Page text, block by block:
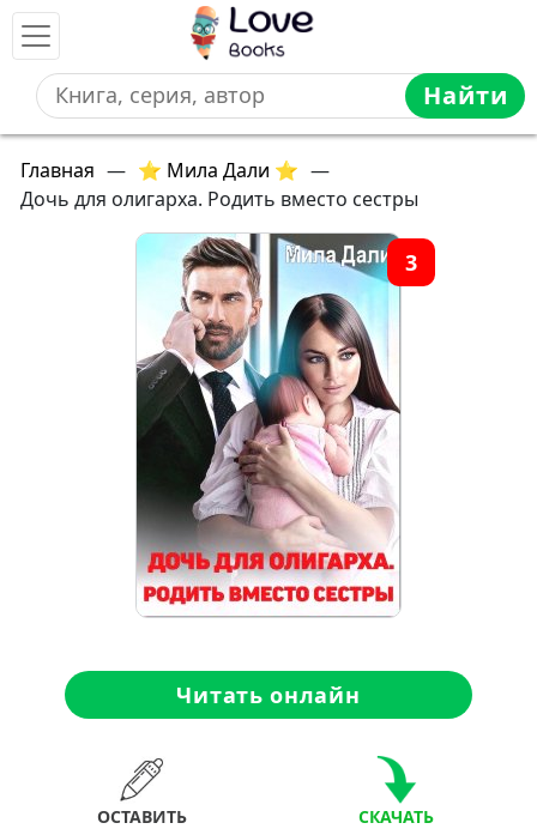
Найти
Главная — ⭐ Мила Дали ⭐ —
Дочь для олигарха. Родить вместо сестры
3
Читать онлайн
ОСТАВИТЬ
СКАЧАТЬ